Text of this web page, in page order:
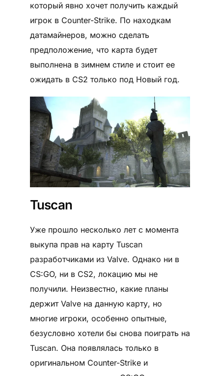
который явно хочет получить каждый
игрок в Counter-Strike. По находкам
датамайнеров, можно сделать
предположение, что карта будет
выполнена в зимнем стиле и стоит ее
ожидать в CS2 только под Новый год.
Tuscan
Уже прошло несколько лет с момента
выкупа прав на карту Tuscan
разработчиками из Valve. Однако ни в
CS:GO, ни в CS2, локацию мы не
получили. Неизвестно, какие планы
держит Valve на данную карту, но
многие игроки, особенно опытные,
безусловно хотели бы снова поиграть на
Tuscan. Она появлялась только в
оригинальном Counter-Strike и